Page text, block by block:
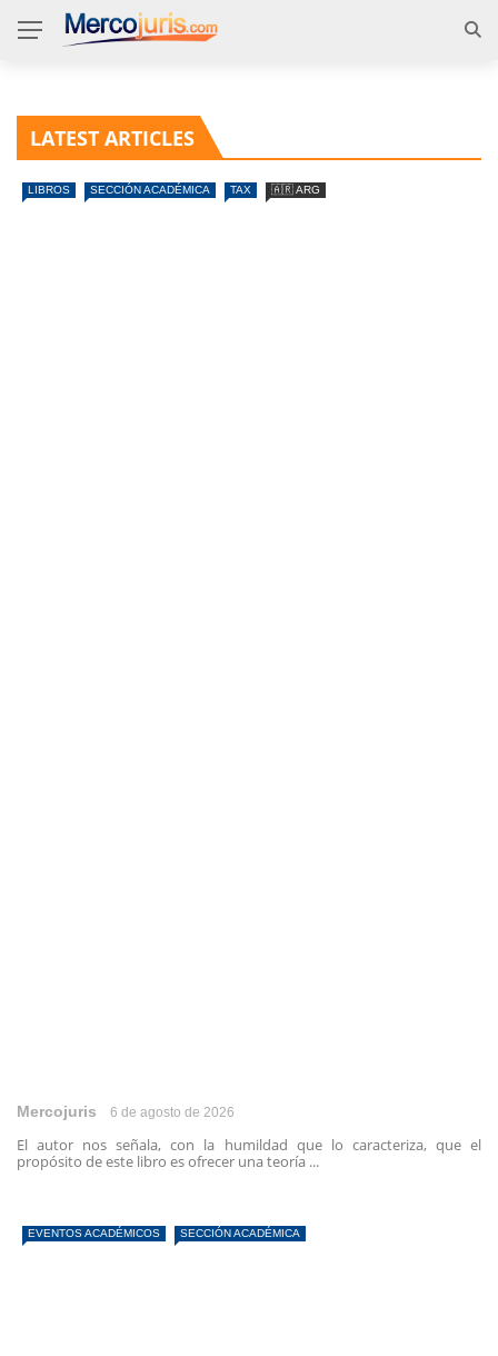
LATEST ARTICLES
LIBROS SECCIÓN ACADÉMICA TAX 🇦🇷 ARG
Mercojuris 6 de agosto de 2026
El autor nos señala, con la humildad que lo caracteriza, que el
propósito de este libro es ofrecer una teoría ...
EVENTOS ACADÉMICOS SECCIÓN ACADÉMICA